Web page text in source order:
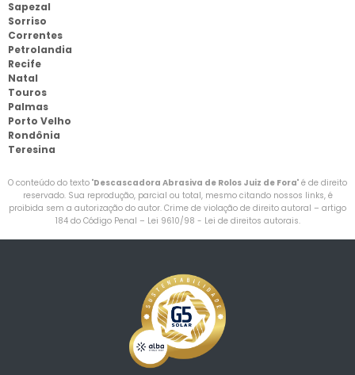
Sapezal
Sorriso
Correntes
Petrolandia
Recife
Natal
Touros
Palmas
Porto Velho
Rondônia
Teresina
O conteúdo do texto "Descascadora Abrasiva de Rolos Juiz de Fora" é de direito
reservado. Sua reprodução, parcial ou total, mesmo citando nossos links, é
proibida sem a autorização do autor. Crime de violação de direito autoral – artigo
184 do Código Penal – Lei 9610/98 - Lei de direitos autorais.